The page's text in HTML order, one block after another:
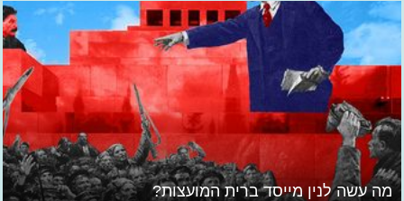
מה עשה לנין מייסד ברית המועצות?